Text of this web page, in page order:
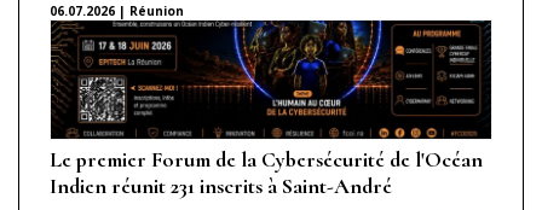
06.07.2026 | Réunion
Le premier Forum de la Cybersécurité de l'Océan
Indien réunit 231 inscrits à Saint-André